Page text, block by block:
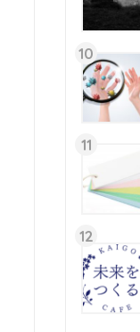
10
11
12